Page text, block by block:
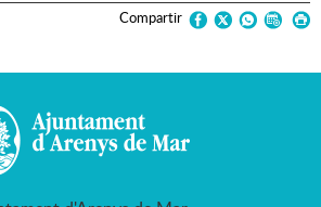
Compartir